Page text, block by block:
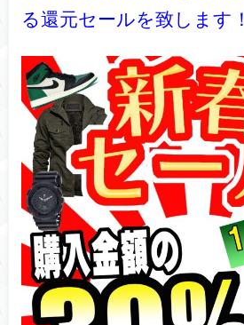
る還元セールを致します！